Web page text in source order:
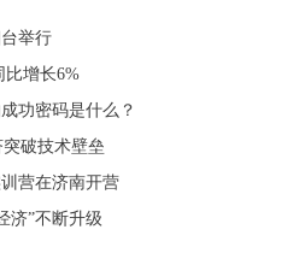
举行
比增长6%
功密码是什么？
破技术壁垒
营在济南开营
济”不断升级